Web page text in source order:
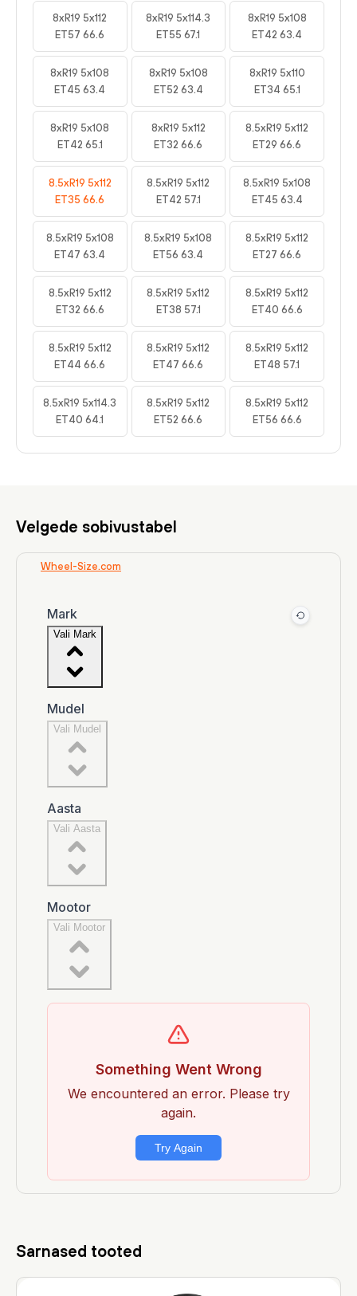
8xR19 5x112
ET57 66.6
8xR19 5x114.3
ET55 67.1
8xR19 5x108
ET42 63.4
8xR19 5x108
ET45 63.4
8xR19 5x108
ET52 63.4
8xR19 5x110
ET34 65.1
8xR19 5x108
ET42 65.1
8xR19 5x112
ET32 66.6
8.5xR19 5x112
ET29 66.6
8.5xR19 5x112
ET35 66.6
8.5xR19 5x112
ET42 57.1
8.5xR19 5x108
ET45 63.4
8.5xR19 5x108
ET47 63.4
8.5xR19 5x108
ET56 63.4
8.5xR19 5x112
ET27 66.6
8.5xR19 5x112
ET32 66.6
8.5xR19 5x112
ET38 57.1
8.5xR19 5x112
ET40 66.6
8.5xR19 5x112
ET44 66.6
8.5xR19 5x112
ET47 66.6
8.5xR19 5x112
ET48 57.1
8.5xR19 5x114.3
ET40 64.1
8.5xR19 5x112
ET52 66.6
8.5xR19 5x112
ET56 66.6
Velgede sobivustabel
Wheel-Size.com
Sarnased tooted